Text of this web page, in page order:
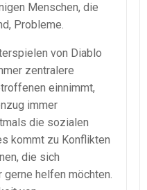
Menschen, die
Probleme.
von Diablo
zentralere
einnimmt,
immer
die sozialen
kommt zu Konflikten
die sich
helfen möchten.